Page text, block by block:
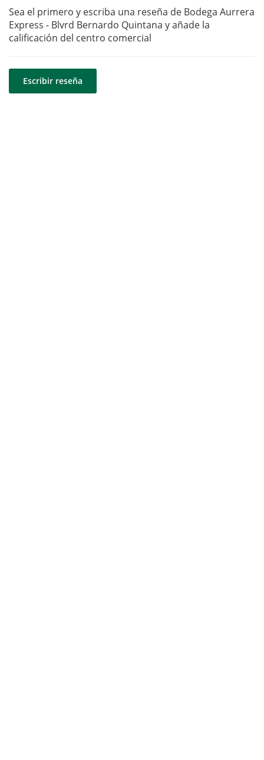
Sea el primero y escriba una reseña de Bodega Aurrera
Express - Blvrd Bernardo Quintana y añade la
calificación del centro comercial
Escribir reseña